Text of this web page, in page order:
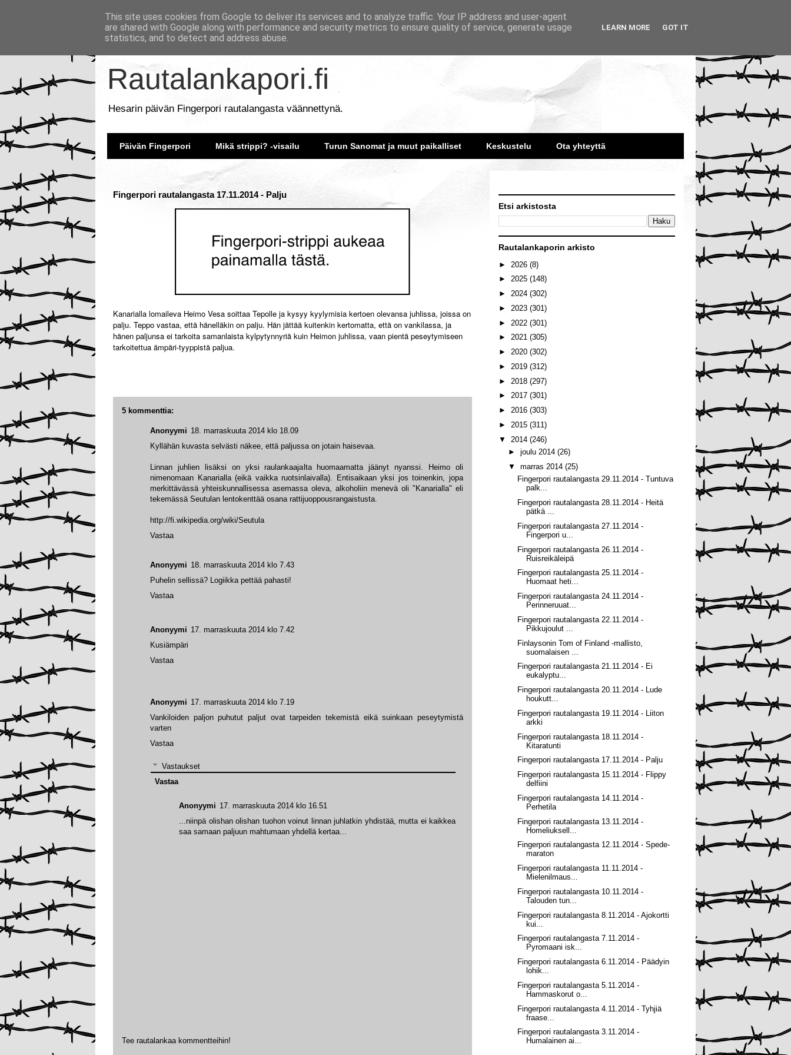
Rautalankapori.fi
Hesarin päivän Fingerpori rautalangasta väännettynä.
Päivän Fingerpori Mikä strippi? -visailu Turun Sanomat ja muut paikalliset Keskustelu Ota yhteyttä
Fingerpori rautalangasta 17.11.2014 - Palju
Kanarialla lomaileva Heimo Vesa soittaa Tepolle ja kysyy kyylymisia kertoen olevansa juhlissa, joissa on
palju. Teppo vastaa, että hänelläkin on palju. Hän jättää kuitenkin kertomatta, että on vankilassa, ja
hänen paljunsa ei tarkoita samanlaista kylpytynnyriä kuin Heimon juhlissa, vaan pientä peseytymiseen
tarkoitettua ämpäri-tyyppistä paljua.
5 kommenttia:
Anonyymi 17. marraskuuta 2014 klo 7.19
Vankiloiden paljon puhutut paljut ovat tarpeiden tekemistä eikä suinkaan peseytymistä
varten
Vastaa
Vastaukset
Anonyymi 17. marraskuuta 2014 klo 16.51
...niinpä olishan olishan tuohon voinut linnan juhlatkin yhdistää, mutta ei kaikkea
saa samaan paljuun mahtumaan yhdellä kertaa...
Vastaa
Anonyymi 17. marraskuuta 2014 klo 7.42
Kusiämpäri
Vastaa
Anonyymi 18. marraskuuta 2014 klo 7.43
Puhelin sellissä? Logiikka pettää pahasti!
Vastaa
Anonyymi 18. marraskuuta 2014 klo 18.09
Kyllähän kuvasta selvästi näkee, että paljussa on jotain haisevaa.
Linnan juhlien lisäksi on yksi raulankaajalta huomaamatta jäänyt nyanssi. Heimo oli
nimenomaan Kanarialla (eikä vaikka ruotsinlaivalla). Entisaikaan yksi jos toinenkin, jopa
merkittävässä yhteiskunnallisessa asemassa oleva, alkoholiin menevä oli "Kanarialla" eli
tekemässä Seutulan lentokenttää osana rattijuoppousrangaistusta.
http://fi.wikipedia.org/wiki/Seutula
Vastaa
Tee rautalankaa kommentteihin!
Etsi arkistosta
Rautalankaporin arkisto
► 2026 (8)
► 2025 (148)
► 2024 (302)
► 2023 (301)
► 2022 (301)
► 2021 (305)
► 2020 (302)
► 2019 (312)
► 2018 (297)
► 2017 (301)
► 2016 (303)
► 2015 (311)
▼ 2014 (246)
► joulu 2014 (26)
▼ marras 2014 (25)
Fingerpori rautalangasta 29.11.2014 - Tuntuva
palk...
Fingerpori rautalangasta 28.11.2014 - Heitä
pätkä ...
Fingerpori rautalangasta 27.11.2014 -
Fingerpori u...
Fingerpori rautalangasta 26.11.2014 -
Ruisreikäleipä
Fingerpori rautalangasta 25.11.2014 -
Huomaat heti...
Fingerpori rautalangasta 24.11.2014 -
Perinneruuat...
Fingerpori rautalangasta 22.11.2014 -
Pikkujoulut ...
Finlaysonin Tom of Finland -mallisto,
suomalaisen ...
Fingerpori rautalangasta 21.11.2014 - Ei
eukalyptu...
Fingerpori rautalangasta 20.11.2014 - Lude
houkutt...
Fingerpori rautalangasta 19.11.2014 - Liiton
arkki
Fingerpori rautalangasta 18.11.2014 -
Kitaratunti
Fingerpori rautalangasta 17.11.2014 - Palju
Fingerpori rautalangasta 15.11.2014 - Flippy
delfiini
Fingerpori rautalangasta 14.11.2014 -
Perhetila
Fingerpori rautalangasta 13.11.2014 -
Homeliuksell...
Fingerpori rautalangasta 12.11.2014 - Spede-
maraton
Fingerpori rautalangasta 11.11.2014 -
Mielenilmaus...
Fingerpori rautalangasta 10.11.2014 -
Talouden tun...
Fingerpori rautalangasta 8.11.2014 - Ajokortti
kui...
Fingerpori rautalangasta 7.11.2014 -
Pyromaani isk...
Fingerpori rautalangasta 6.11.2014 - Päädyin
lohik...
Fingerpori rautalangasta 5.11.2014 -
Hammaskorut o...
Fingerpori rautalangasta 4.11.2014 - Tyhjiä
fraase...
Fingerpori rautalangasta 3.11.2014 -
Humalainen ai...
This site uses cookies from Google to deliver its services and to analyze traffic. Your IP address and user-agent
are shared with Google along with performance and security metrics to ensure quality of service, generate usage
statistics, and to detect and address abuse.
LEARN MORE GOT IT